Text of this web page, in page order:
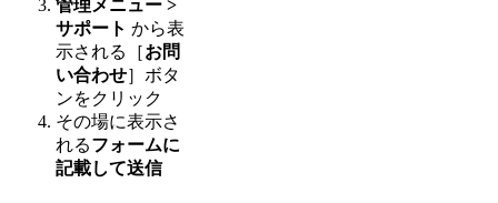
管理メニュー >
サポート から表
示される［お問
い合わせ］ボタ
ンをクリック
その場に表示さ
れるフォームに
記載して送信